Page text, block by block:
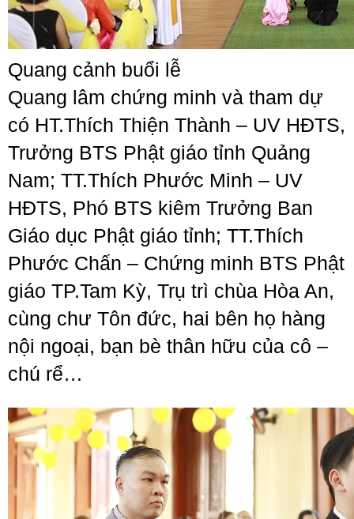
Quang cảnh buổi lễ
Quang lâm chứng minh và tham dự
có HT.Thích Thiện Thành – UV HĐTS,
Trưởng BTS Phật giáo tỉnh Quảng
Nam; TT.Thích Phước Minh – UV
HĐTS, Phó BTS kiêm Trưởng Ban
Giáo dục Phật giáo tỉnh; TT.Thích
Phước Chấn – Chứng minh BTS Phật
giáo TP.Tam Kỳ, Trụ trì chùa Hòa An,
cùng chư Tôn đức, hai bên họ hàng
nội ngoại, bạn bè thân hữu của cô –
chú rể…